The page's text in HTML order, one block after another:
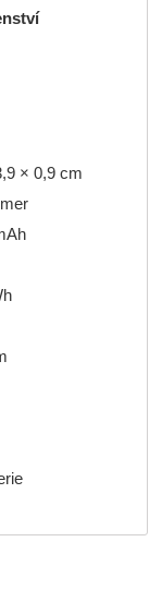
× 0,9 cm